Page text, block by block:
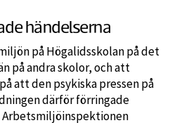
händelserna
på Högalidsskolan på det
på andra skolor, och att
att den psykiska pressen på
därför förringade
Arbetsmiljöinspektionen